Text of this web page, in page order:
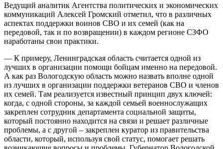
Ведущий аналитик Агентства политических и экономических
коммуникаций Алексей Громский отметил, что в различных
аспектах поддержки воинов СВО и их семей (как на
передовой, так и по возвращении) в каждом регионе СЗФО
наработаны свои практики.
— К примеру, Ленинградская область считается одной из
лучших в организации помощи бойцам именно на передовой.
А как раз Вологодскую область можно назвать вполне одной
из лучших в организации поддержки ветеранов СВО и членов
их семей. Там реализуется известный принцип двух ключей:
когда, с одной стороны, за каждой семьей военнослужащих
закреплен сотрудник департамента социальной защиты,
который постоянно находится на связи и решает различные
проблемы, а с другой – закреплен куратор из правительства
области, который, используя свой статус, помогает решать